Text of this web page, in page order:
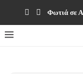
Φωτιά σε